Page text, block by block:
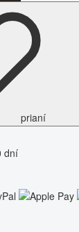
prianí
dní